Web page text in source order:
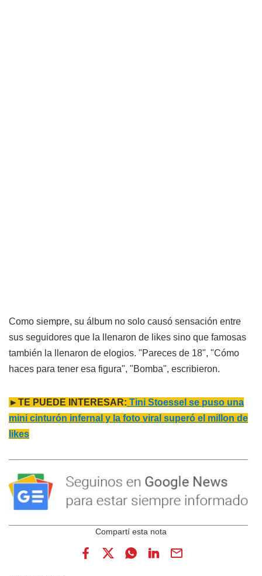
Como siempre, su álbum no solo causó sensación entre
sus seguidores que la llenaron de likes sino que famosas
también la llenaron de elogios. "Pareces de 18", "Cómo
haces para tener esa figura", "Bomba", escribieron.
►TE PUEDE INTERESAR: Tini Stoessel se puso una
mini cinturón infernal y la foto viral superó el millon de
likes